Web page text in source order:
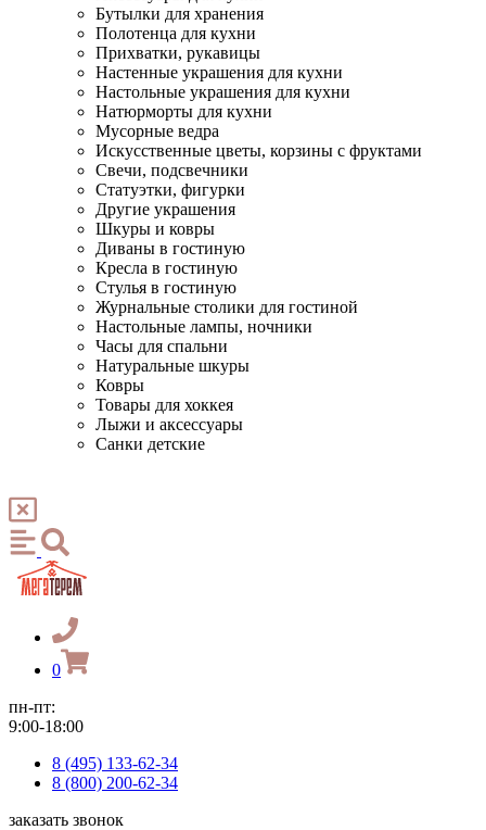
Бутылки для хранения
Полотенца для кухни
Прихватки, рукавицы
Настенные украшения для кухни
Настольные украшения для кухни
Натюрморты для кухни
Мусорные ведра
Искусственные цветы, корзины с фруктами
Свечи, подсвечники
Статуэтки, фигурки
Другие украшения
Шкуры и ковры
Диваны в гостиную
Кресла в гостиную
Стулья в гостиную
Журнальные столики для гостиной
Настольные лампы, ночники
Часы для спальни
Натуральные шкуры
Ковры
Товары для хоккея
Лыжи и аксессуары
Санки детские
0
пн-пт:
9:00-18:00
8 (495) 133-62-34
8 (800) 200-62-34
заказать звонок